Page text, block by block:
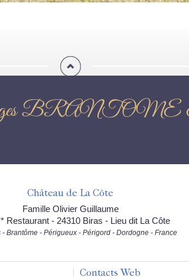
sauvages
Château de La Côte
Famille Olivier Guillaume
Restaurant - 24310 Biras - Lieu dit La Côte
Brantôme - Périgueux - Périgord - Dordogne - France
Contacts Web